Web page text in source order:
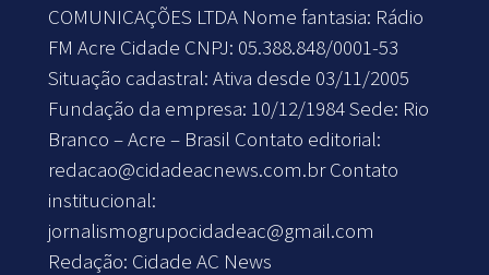
COMUNICAÇÕES LTDA Nome fantasia: Rádio
FM Acre Cidade CNPJ: 05.388.848/0001-53
Situação cadastral: Ativa desde 03/11/2005
Fundação da empresa: 10/12/1984 Sede: Rio
Branco – Acre – Brasil Contato editorial:
redacao@cidadeacnews.com.brContato
institucional:
jornalismogrupocidadeac@gmail.com
Redação: Cidade AC News